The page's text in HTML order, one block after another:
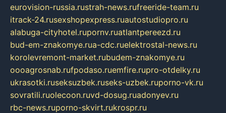
eurovision-russia.rustrah-news.rufreeride-team.ru
itrack-24.rusexshopexpress.ruautostudiopro.ru
alabuga-cityhotel.rupornv.ruatlantpereezd.ru
bud-em-znakomye.rua-cdc.ruelektrostal-news.ru
korolevremont-market.rubudem-znakomye.ru
oooagrosnab.rufpodaso.ruemfire.rupro-otdelky.ru
ukrasotki.ruseksuzbek.ruseks-uzbek.ruporno-vk.ru
sovratili.ruolecoon.ruvd-dosug.ruadonyev.ru
rbc-news.ruporno-skvirt.rukrospr.ru